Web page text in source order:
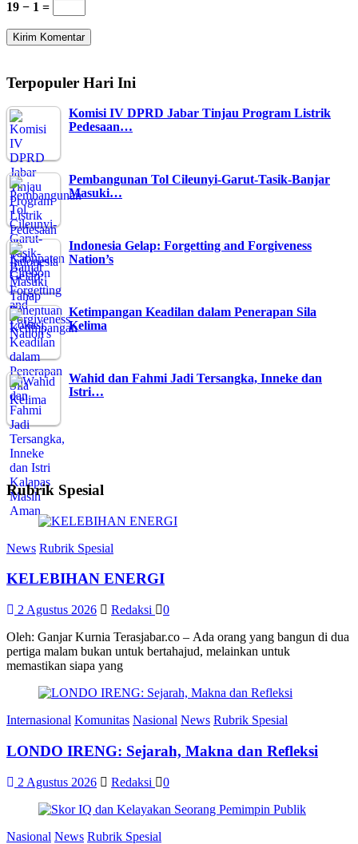
19 − 1 =
Terpopuler Hari Ini
Komisi IV DPRD Jabar Tinjau Program Listrik
Pedesaan…
Pembangunan Tol Cileunyi-Garut-Tasik-Banjar
Masuki…
Indonesia Gelap: Forgetting and Forgiveness
Nation’s
Ketimpangan Keadilan dalam Penerapan Sila
Kelima
Wahid dan Fahmi Jadi Tersangka, Inneke dan
Istri…
Rubrik Spesial
News Rubrik Spesial
KELEBIHAN ENERGI
2 Agustus 2026 Redaksi
0
Oleh: Ganjar Kurnia Terasjabar.co – Ada orang yang bangun di dua
pertiga malam bukan untuk bertahajud, melainkan untuk
memastikan siapa yang
Internasional Komunitas Nasional News Rubrik Spesial
LONDO IRENG: Sejarah, Makna dan Refleksi
2 Agustus 2026 Redaksi 0
Nasional News Rubrik Spesial